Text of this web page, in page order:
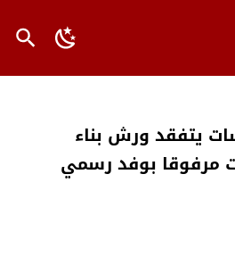
يتفقد ورش بناء
مرفوقا بوفد رسمي